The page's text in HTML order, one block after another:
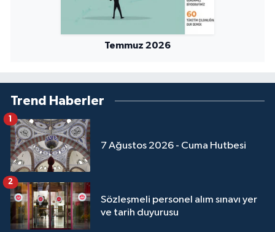
Temmuz 2026
Trend Haberler
7 Ağustos 2026 - Cuma Hutbesi
1
Sözleşmeli personel alım sınavı yer
ve tarih duyurusu
2
Rize Müftülüğü
Sakarya Müftülüğü
Sinop Müftülüğü
Sivas Müftülüğü
Şanlıurfa Müftülüğü